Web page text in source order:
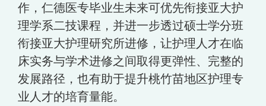
作，仁德医专毕业生未来可优先衔接亚大护
理学系二技课程，并进一步透过硕士学分班
衔接亚大护理研究所进修，让护理人才在临
床实务与学术进修之间取得更弹性、完整的
发展路径，也有助于提升桃竹苗地区护理专
业人才的培育量能。